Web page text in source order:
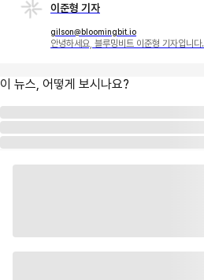
이준형 기자
gilson@bloomingbit.io
안녕하세요, 블루밍비트 이준형 기자입니다.
이 뉴스, 어떻게 보시나요?